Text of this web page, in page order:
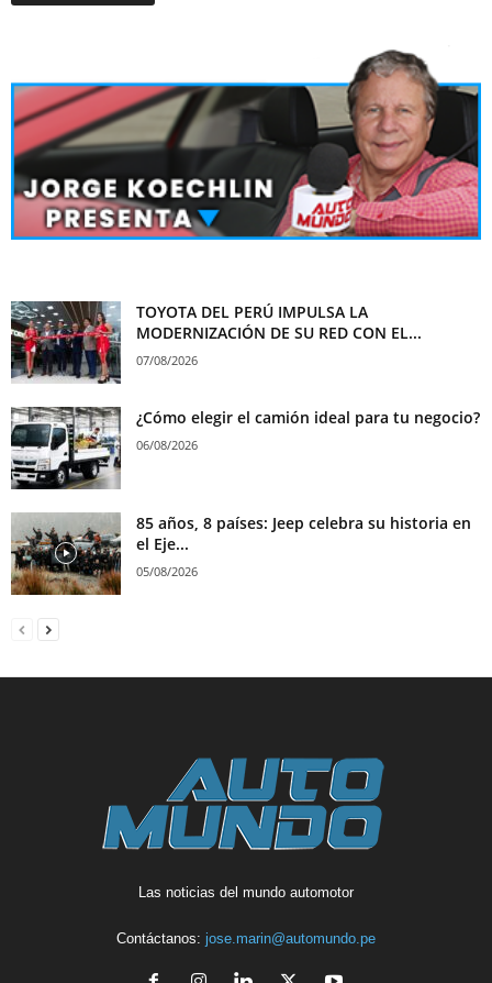
TOYOTA DEL PERÚ IMPULSA LA
MODERNIZACIÓN DE SU RED CON EL...
07/08/2026
¿Cómo elegir el camión ideal para tu negocio?
06/08/2026
85 años, 8 países: Jeep celebra su historia en
el Eje...
05/08/2026
Las noticias del mundo automotor
Contáctanos: jose.marin@automundo.pe